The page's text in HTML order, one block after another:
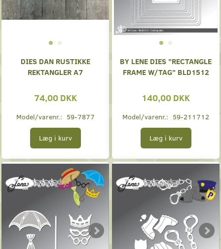
DIES DAN RUSTIKKE
REKTANGLER A7
74,00 DKK
Model/varenr.: 59-7877
Læg i kurv
BY LENE DIES "RECTANGLE
FRAME W/TAG" BLD1512
140,00 DKK
Model/varenr.: 59-211712
Læg i kurv